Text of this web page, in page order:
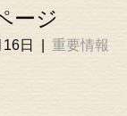
ージ
日
重要情報